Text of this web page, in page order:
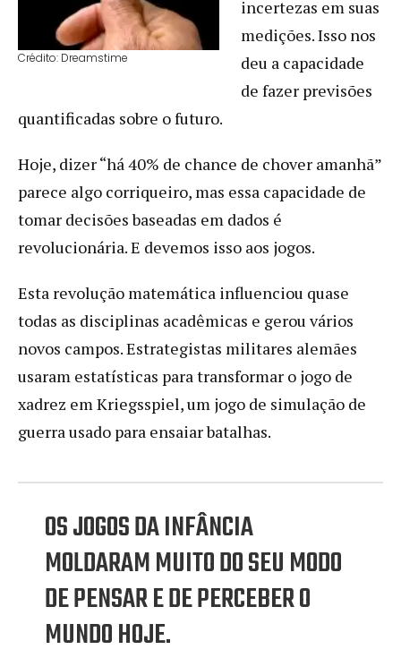
Crédito: Dreamstime
incertezas em suas
medições. Isso nos
deu a capacidade
de fazer previsões
quantificadas sobre o futuro.
Hoje, dizer “há 40% de chance de chover amanhã”
parece algo corriqueiro, mas essa capacidade de
tomar decisões baseadas em dados é
revolucionária. E devemos isso aos jogos.
Esta revolução matemática influenciou quase
todas as disciplinas acadêmicas e gerou vários
novos campos. Estrategistas militares alemães
usaram estatísticas para transformar o jogo de
xadrez em Kriegsspiel, um jogo de simulação de
guerra usado para ensaiar batalhas.
OS JOGOS DA INFÂNCIA
MOLDARAM MUITO DO SEU MODO
DE PENSAR E DE PERCEBER O
MUNDO HOJE.